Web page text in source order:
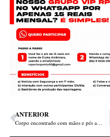
ANTERIOR
Corpo encontrado com mãos e pés amarrados em Campo Maior é identificado